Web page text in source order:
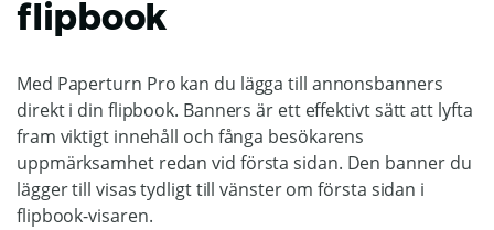
flipbook
Med Paperturn Pro kan du lägga till annonsbanners
direkt i din flipbook. Banners är ett effektivt sätt att lyfta
fram viktigt innehåll och fånga besökarens
uppmärksamhet redan vid första sidan. Den banner du
lägger till visas tydligt till vänster om första sidan i
flipbook-visaren.